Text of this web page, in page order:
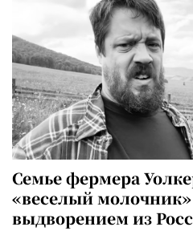
Семье фермера
«веселый
выдворением из